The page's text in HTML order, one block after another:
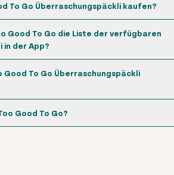
To Go Überraschungspäckli kaufen?
Good To Go die Liste der verfügbaren
in der App?
Good To Go Überraschungspäckli
Good To Go?